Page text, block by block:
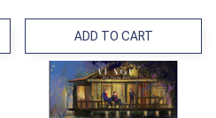
ADD TO CART